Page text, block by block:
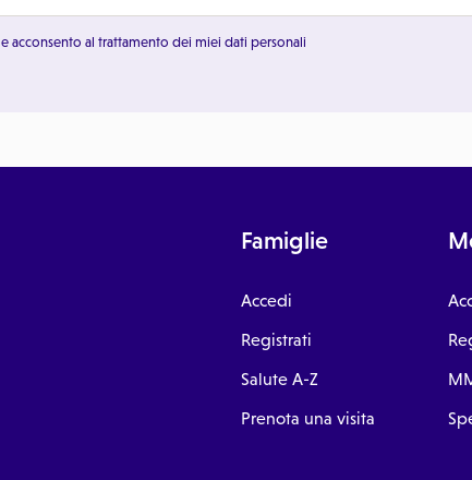
e acconsento al trattamento dei miei dati personali
Famiglie
Accedi
Registrati
Salute A-Z
Prenota una visita